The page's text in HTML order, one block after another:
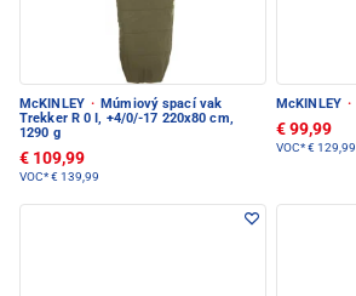
McKINLEY · Múmiový spací vak
Trekker R 0 I, +4/0/-17 220x80 cm,
1290 g
€ 109,99
VOC*€ 139,99
McKINLEY ·
€ 99,99
VOC*€ 129,99